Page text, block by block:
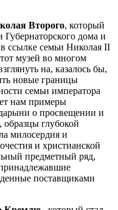
Второго, который
дома и
ссылке семьи Николая II
музей во многом
на, казалось бы,
новые границы
семьи императора
нам примеры
о просвещении и
глубокой
милосердия и
и христианской
предметный ряд,
поставщиками